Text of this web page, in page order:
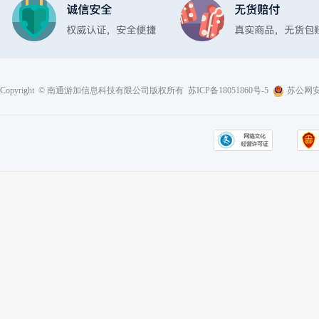
Copyright © 南通游加信息科技有限公司版权所有 苏ICP备18051860号-5 苏公网